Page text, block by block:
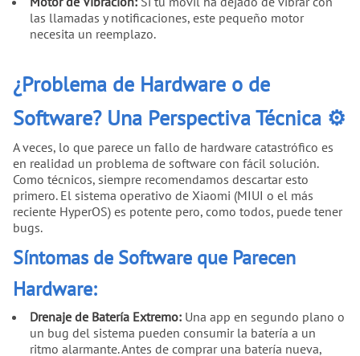
las llamadas y notificaciones, este pequeño motor
necesita un reemplazo.
¿Problema de Hardware o de
Software? Una Perspectiva Técnica ⚙️
A veces, lo que parece un fallo de hardware catastrófico es
en realidad un problema de software con fácil solución.
Como técnicos, siempre recomendamos descartar esto
primero. El sistema operativo de Xiaomi (MIUI o el más
reciente HyperOS) es potente pero, como todos, puede tener
bugs.
Síntomas de Software que Parecen
Hardware:
Drenaje de Batería Extremo:Una app en segundo plano o
un bug del sistema pueden consumir la batería a un
ritmo alarmante. Antes de comprar una batería nueva,